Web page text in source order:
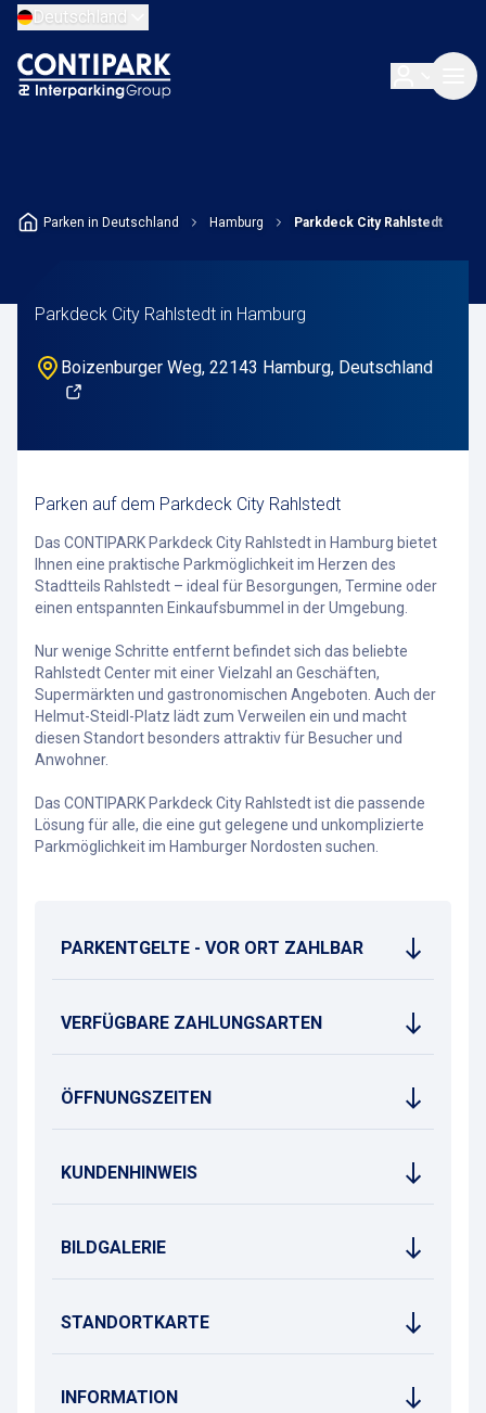
Deutschland
Parken in Deutschland Hamburg Parkdeck City Rahlstedt
Parkdeck City Rahlstedt in Hamburg
Boizenburger Weg, 22143 Hamburg, Deutschland
Parken auf dem Parkdeck City Rahlstedt
Das CONTIPARK Parkdeck City Rahlstedt in Hamburg bietet
Ihnen eine praktische Parkmöglichkeit im Herzen des
Stadtteils Rahlstedt – ideal für Besorgungen, Termine oder
einen entspannten Einkaufsbummel in der Umgebung.
Nur wenige Schritte entfernt befindet sich das beliebte
Rahlstedt Center mit einer Vielzahl an Geschäften,
Supermärkten und gastronomischen Angeboten. Auch der
Helmut-Steidl-Platz lädt zum Verweilen ein und macht
diesen Standort besonders attraktiv für Besucher und
Anwohner.
Das CONTIPARK Parkdeck City Rahlstedt ist die passende
Lösung für alle, die eine gut gelegene und unkomplizierte
Parkmöglichkeit im Hamburger Nordosten suchen.
PARKENTGELTE - VOR ORT ZAHLBAR
VERFÜGBARE ZAHLUNGSARTEN
ÖFFNUNGSZEITEN
KUNDENHINWEIS
BILDGALERIE
STANDORTKARTE
INFORMATION